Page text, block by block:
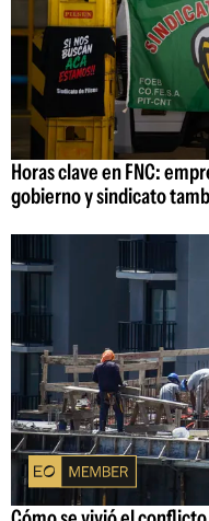
Horas clave en FNC:
gobierno y sindicato